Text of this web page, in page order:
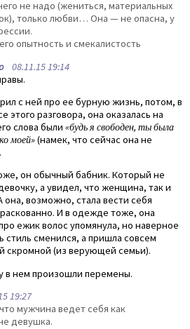
не надо (жениться, материальных
только любви… Она — не опасна, у
опытность и смекалистость
08.11.15 19:14
с ней про ее бурную жизнь, потом, в
этого разговора, она оказалась на
слова были «будь я свободен, ты была
моей»(намек, что сейчас она не
он обычный бабник. Который не
а увидел, что женщина, так и
она, возможно, стала вести себя
И в одежде тоже, она
ежик волос упомянула, но наверное
стиль сменился, а пришла совсем
скромной (из верующей семьи).
в нем произошли перемены.
19:27
мужчина ведет себя как
девушка.